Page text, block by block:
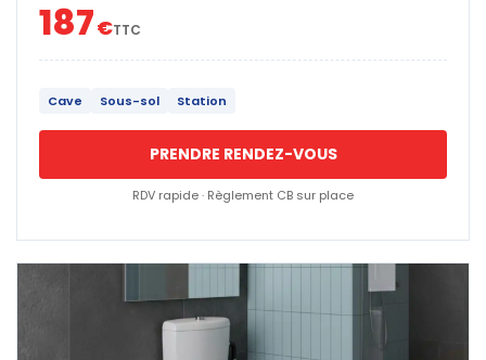
187€TTC
Cave Sous-sol Station
PRENDRE RENDEZ-VOUS
RDV rapide · Règlement CB sur place